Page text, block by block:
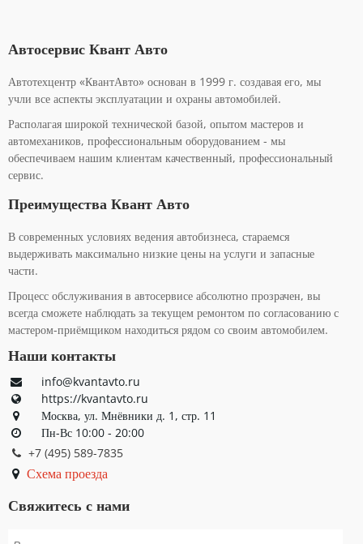
Автосервис Квант Авто
Автотехцентр «КвантАвто» основан в 1999 г. создавая его, мы
учли все аспекты эксплуатации и охраны автомобилей.
Располагая широкой технической базой, опытом мастеров и
автомехаников, профессиональным оборудованием - мы
обеспечиваем нашим клиентам качественный, профессиональный
сервис.
Преимущества Квант Авто
В современных условиях ведения автобизнеса, стараемся
выдерживать максимально низкие цены на услуги и запасные
части.
Процесс обслуживания в автосервисе абсолютно прозрачен, вы
всегда сможете наблюдать за текущем ремонтом по согласованию с
мастером-приёмщиком находиться рядом со своим автомобилем.
Наши контакты
info@kvantavto.ru
https://kvantavto.ru
Москва, ул. Мнёвники д. 1, стр. 11
Пн-Вс 10:00 - 20:00
+7 (495) 589-7835
Схема проезда
Свяжитесь с нами